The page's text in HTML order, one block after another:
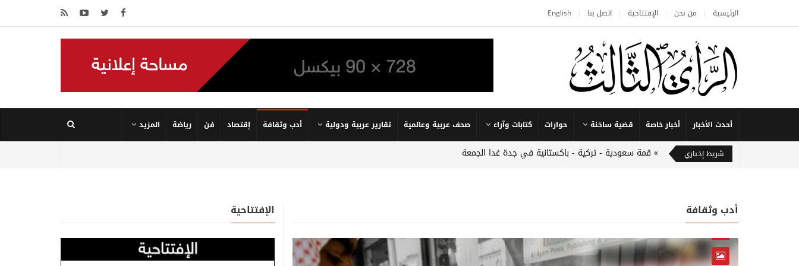
الرئيسية من نحن الإفتتاحية اتصل بنا English
أحدث الأخبار أخبار خاصة قضية ساخنة حوارات كتابات وآراء صحف عربية وعالمية تقارير عربية ودولية أدب وثقافة إقتصاد فن رياضة المزيد
شريط إخباري قمة سعودية - تركية - باكستانية في جدة غدا الجمعة
أدب وثقافة الإفتتاحية